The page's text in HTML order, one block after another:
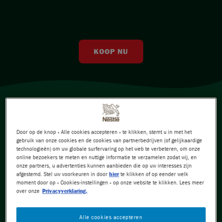
Quality Street
Mini's
Seizoenschocolade
DUURZAAMHEID
KOOP NU
AFTER EIGHT
AFTER EIGHT combineert de smaak van fijne
Door op de knop « Alle cookies accepteren » te klikken, stemt u in met het
gebruik van onze cookies en de cookies van partnerbedrijven (of gelijkaardige
technologieën) om uw globale surfervaring op het web te verbeteren, om onze
online bezoekers te meten en nuttige informatie te verzamelen zodat wij, en
onze partners, u advertenties kunnen aanbieden die op uw interesses zijn
afgestemd. Stel uw voorkeuren in doorhierte klikken of op eender welk
moment door op « Cookies-instellingen » op onze website te klikken. Lees meer
over onze Privacyverklaring.
Alle cookies accepteren